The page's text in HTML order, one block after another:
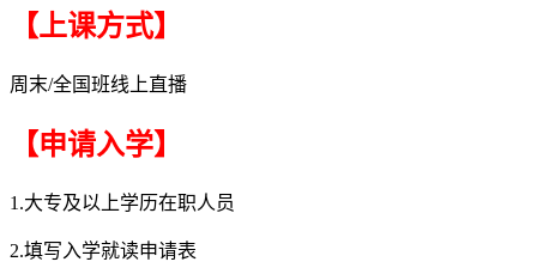
【上课方式】
周末/全国班线上直播
【申请入学】
1.大专及以上学历在职人员
2.填写入学就读申请表